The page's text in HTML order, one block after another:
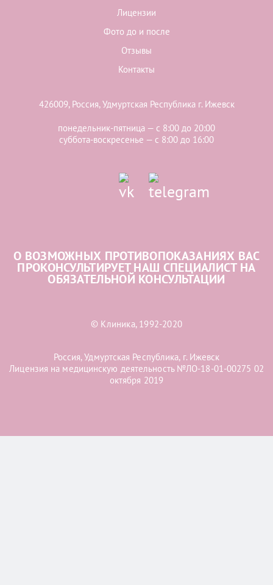
Лицензии
Фото до и после
Отзывы
Контакты
426009, Россия, Удмуртская Республика г. Ижевск
понедельник-пятница — с 8:00 до 20:00
суббота-воскресенье — с 8:00 до 16:00
О ВОЗМОЖНЫХ ПРОТИВОПОКАЗАНИЯХ ВАС
ПРОКОНСУЛЬТИРУЕТ НАШ СПЕЦИАЛИСТ НА
ОБЯЗАТЕЛЬНОЙ КОНСУЛЬТАЦИИ
© Клиника, 1992-2020
Россия, Удмуртская Республика, г. Ижевск
Лицензия на медицинскую деятельность №ЛО-18-01-00275 02
октября 2019